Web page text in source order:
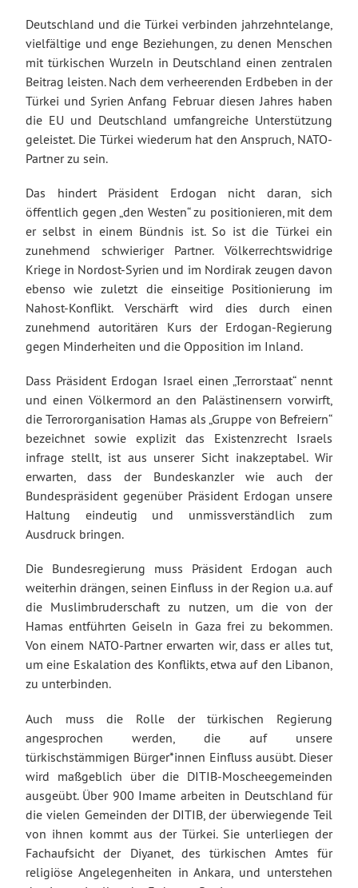
Deutschland und die Türkei verbinden jahrzehntelange,
vielfältige und enge Beziehungen, zu denen Menschen
mit türkischen Wurzeln in Deutschland einen zentralen
Beitrag leisten. Nach dem verheerenden Erdbeben in der
Türkei und Syrien Anfang Februar diesen Jahres haben
die EU und Deutschland umfangreiche Unterstützung
geleistet. Die Türkei wiederum hat den Anspruch, NATO-
Partner zu sein.
Das hindert Präsident Erdogan nicht daran, sich
öffentlich gegen „den Westen“ zu positionieren, mit dem
er selbst in einem Bündnis ist. So ist die Türkei ein
zunehmend schwieriger Partner. Völkerrechtswidrige
Kriege in Nordost-Syrien und im Nordirak zeugen davon
ebenso wie zuletzt die einseitige Positionierung im
Nahost-Konflikt. Verschärft wird dies durch einen
zunehmend autoritären Kurs der Erdogan-Regierung
gegen Minderheiten und die Opposition im Inland.
Dass Präsident Erdogan Israel einen „Terrorstaat“ nennt
und einen Völkermord an den Palästinensern vorwirft,
die Terrororganisation Hamas als „Gruppe von Befreiern“
bezeichnet sowie explizit das Existenzrecht Israels
infrage stellt, ist aus unserer Sicht inakzeptabel. Wir
erwarten, dass der Bundeskanzler wie auch der
Bundespräsident gegenüber Präsident Erdogan unsere
Haltung eindeutig und unmissverständlich zum
Ausdruck bringen.
Die Bundesregierung muss Präsident Erdogan auch
weiterhin drängen, seinen Einfluss in der Region u.a. auf
die Muslimbruderschaft zu nutzen, um die von der
Hamas entführten Geiseln in Gaza frei zu bekommen.
Von einem NATO-Partner erwarten wir, dass er alles tut,
um eine Eskalation des Konflikts, etwa auf den Libanon,
zu unterbinden.
Auch muss die Rolle der türkischen Regierung
angesprochen werden, die auf unsere
türkischstämmigen Bürger*innen Einfluss ausübt. Dieser
wird maßgeblich über die DITIB-Moscheegemeinden
ausgeübt. Über 900 Imame arbeiten in Deutschland für
die vielen Gemeinden der DITIB, der überwiegende Teil
von ihnen kommt aus der Türkei. Sie unterliegen der
Fachaufsicht der Diyanet, des türkischen Amtes für
religiöse Angelegenheiten in Ankara, und unterstehen